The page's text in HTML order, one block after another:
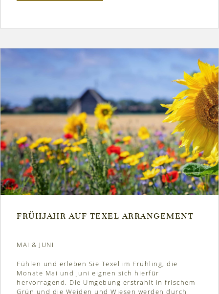
FRÜHJAHR AUF TEXEL ARRANGEMENT
MAI & JUNI
Fühlen und erleben Sie Texel im Frühling, die
Monate Mai und Juni eignen sich hierfür
hervorragend. Die Umgebung erstrahlt in frischem
Grün und die Weiden und Wiesen werden durch